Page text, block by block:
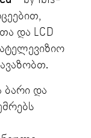
და LCD
ბარი და